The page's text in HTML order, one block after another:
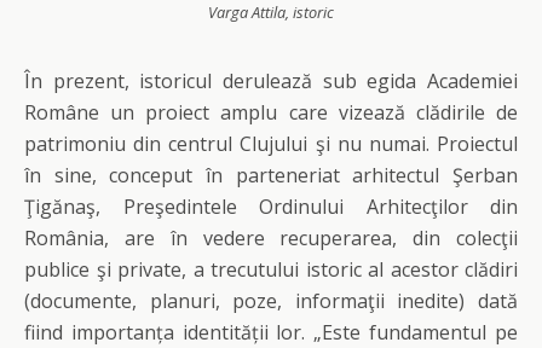
Varga Attila, istoric
În prezent, istoricul derulează sub egida Academiei
Române un proiect amplu care vizează clădirile de
patrimoniu din centrul Clujului şi nu numai. Proiectul
în sine, conceput în parteneriat arhitectul Şerban
Ţigănaş, Preşedintele Ordinului Arhitecţilor din
România, are în vedere recuperarea, din colecţii
publice şi private, a trecutului istoric al acestor clădiri
(documente, planuri, poze, informaţii inedite) dată
fiind importanța identității lor. „Este fundamentul pe